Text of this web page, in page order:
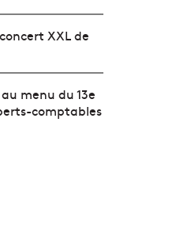
XXL de
menu du 13e
comptables